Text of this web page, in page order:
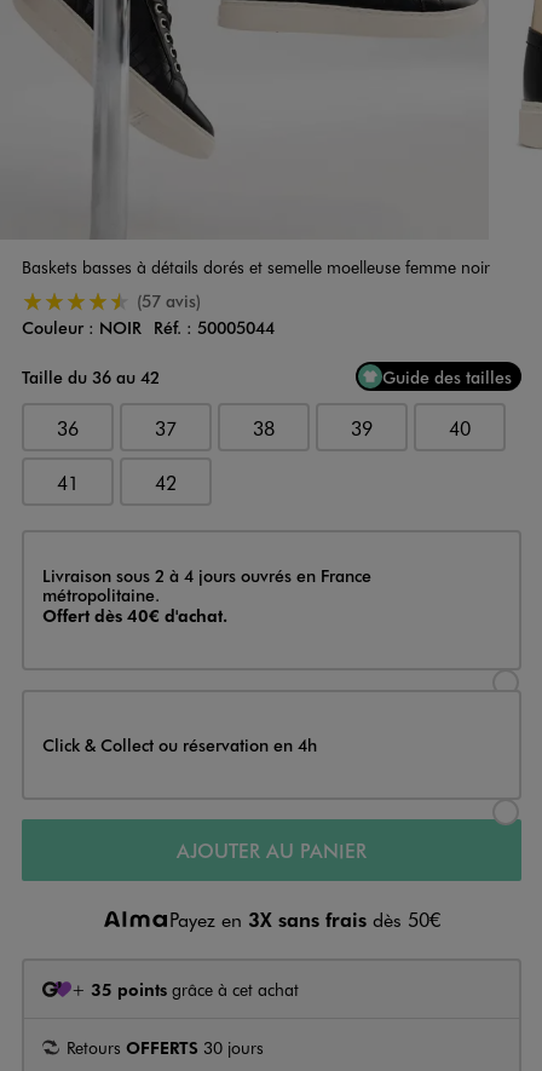
Baskets basses à détails dorés et semelle moelleuse femme noir
4.5/5 de moyenne
(57 avis)
Couleur
Couleur : NOIR Réf. : 50005044
Taille du 36 au 42
Guide des tailles
36 37 38 39 40
41 42
Livraison
Livraison sous 2 à 4 jours ouvrés en France
métropolitaine.
Offert dès 40€ d'achat.
Click & Collect ou réservation en 4h
AJOUTER AU PANIER
Payez en 3X sans frais dès 50€
+ 35 points grâce à cet achat
Retours OFFERTS 30 jours